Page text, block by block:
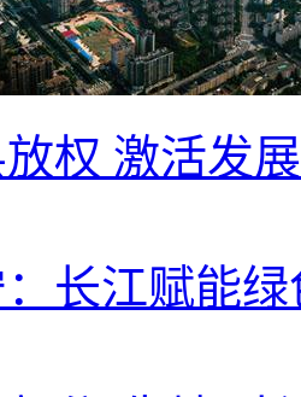
权 激活发
长江赋能